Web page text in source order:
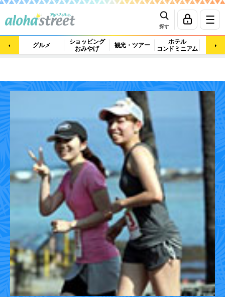
探す
グルメ
ショッピング
おみやげ
観光・ツアー
ホテル
コンドミニアム
マッ